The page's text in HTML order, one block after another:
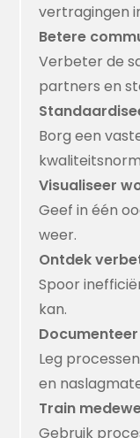
vertragingen
Betere
Verbeter de
partners en
Borg een
Visualiseer
Geef in één
weer.
Ontdek
Spoor
kan.
Leg
en
Train
Gebruik